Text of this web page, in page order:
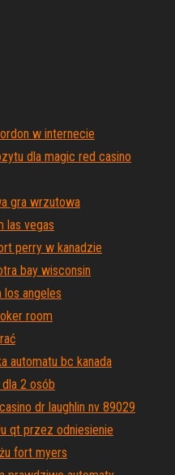
w internecie
dla magic red casino
gra wrzutowa
las vegas
perry w kanadzie
bay wisconsin
los angeles
room
automatu bc kanada
2 osób
dr laughlin nv 89029
qt przez odniesienie
fort myers